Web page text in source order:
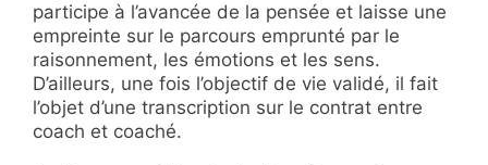
participe à l’avancée de la pensée et laisse une
empreinte sur le parcours emprunté par le
raisonnement, les émotions et les sens.
D’ailleurs, une fois l’objectif de vie validé, il fait
l’objet d’une transcription sur le contrat entre
coach et coaché.